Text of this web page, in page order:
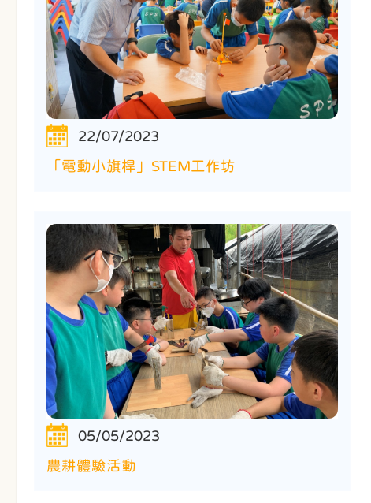
22/07/2023
「電動小旗桿」STEM工作坊
05/05/2023
農耕體驗活動